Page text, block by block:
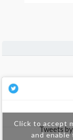
Tweets
Click to accept
and